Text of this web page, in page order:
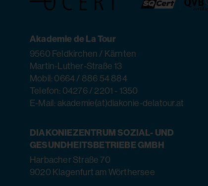
Akademie de La Tour
9560 Feldkirchen / Kärnten
Martin-Luther-Straße 13
Mobil: 0664 / 886 54 884
Telefon: 04276 / 2201 - 1350
E-Mail: akademie(at)diakonie-delatour.at
DIAKONIEZENTRUM SOZIAL- UND
GESUNDHEITSBETRIEBE GMBH
Harbacher Straße 70
9020 Klagenfurt am Wörthersee